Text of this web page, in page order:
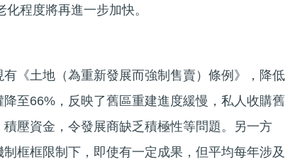
程度將再進一步加快。
《土地（為重新發展而強制售賣）條例》，降低
降至66%，反映了舊區重建進度緩慢，私人收購舊
壓資金，令發展商缺乏積極性等問題。另一方
框框限制下，即使有一定成果，但平均每年涉及